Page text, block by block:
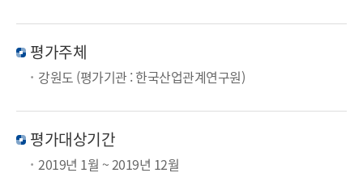
평가주체
강원도 (평가기관 : 한국산업관계연구원)
평가대상기간
2019년 1월 ~ 2019년 12월